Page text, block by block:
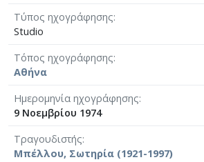
Τύπος ηχογράφησης
Studio
Τόπος ηχογράφησης
Αθήνα
Ημερομηνία ηχογράφησης
9 Νοεμβρίου 1974
Τραγουδιστής
Μπέλλου, Σωτηρία (1921-1997)